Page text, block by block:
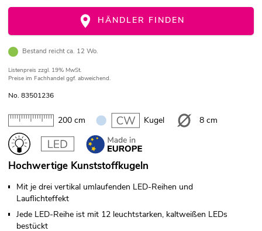
HÄNDLER FINDEN
Bestand reicht ca. 12 Wo.
Listenpreis zzgl. 19% MwSt.
Preise im Fachhandel ggf. abweichend.
No. 83501236
200 cm Kugel 8 cm
Hochwertige Kunststoffkugeln
Mit je drei vertikal umlaufenden LED-Reihen und
Lauflichteffekt
Jede LED-Reihe ist mit 12 leuchtstarken, kaltweißen LEDs
bestückt